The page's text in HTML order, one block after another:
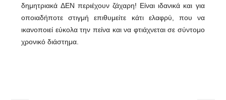
δημητριακά ΔΕΝ περιέχουν ζάχαρη! Είναι ιδανικά και για
οποιαδήποτε στιγμή επιθυμείτε κάτι ελαφρύ, που να
ικανοποιεί εύκολα την πείνα και να φτιάχνεται σε σύντομο
χρονικό διάστημα.